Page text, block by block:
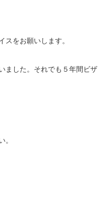
スをお願いします。
ました。それでも５年間ビザ
。